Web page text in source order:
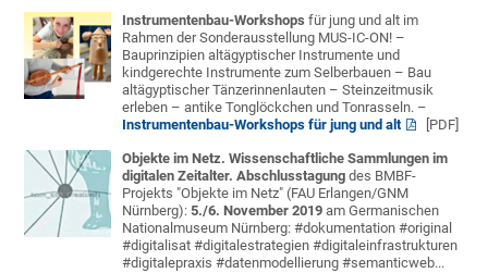
Instrumentenbau-Workshops für jung und alt im
Rahmen der Sonderausstellung MUS-IC-ON! –
Bauprinzipien altägyptischer Instrumente und
kindgerechte Instrumente zum Selberbauen – Bau
altägyptischer Tänzerinnenlauten – Steinzeitmusik
erleben – antike Tonglöckchen und Tonrasseln. –
Instrumentenbau-Workshops für jung und alt
[PDF]
Objekte im Netz. Wissenschaftliche Sammlungen im
digitalen Zeitalter. Abschlusstagung des BMBF-
Projekts "Objekte im Netz" (FAU Erlangen/GNM
Nürnberg):5./6. November 2019 am Germanischen
Nationalmuseum Nürnberg: #dokumentation #original
#digitalisat #digitalestrategien #digitaleinfrastrukturen
#digitalepraxis #datenmodellierung #semanticweb...